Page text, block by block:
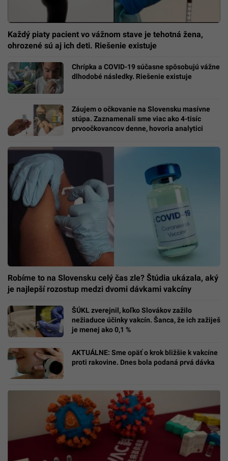
Každý piaty pacient vo vážnom stave je tehotná žena,
ohrozené sú aj ich deti. Riešenie existuje
Chrípka a COVID-19 súčasne spôsobujú vážne
dlhodobé následky. Riešenie existuje
Záujem o očkovanie na Slovensku masívne
stúpa. Zaznamenali sme viac ako 4-tisíc
prvoočkovancov denne, hovoria analytici
Robíme to na Slovensku celý čas zle? Štúdia ukázala, aký
je najlepší rozostup medzi dvomi dávkami vakcíny
ŠÚKL zverejnil, koľko Slovákov zažilo
nežiaduce účinky vakcín. Šanca, že ich zažiješ
je menej ako 0,1 %
AKTUÁLNE: Sme opäť o krok bližšie k vakcíne
proti rakovine. Dnes bola podaná prvá dávka